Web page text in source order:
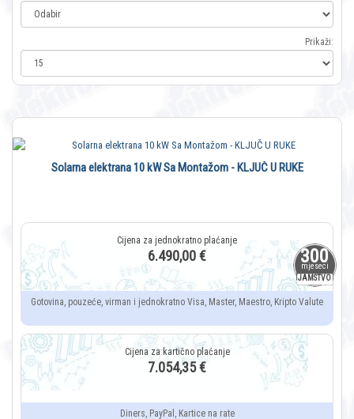
Prikaži:
300
mjeseci
JAMSTVO
Solarna elektrana 10 kW Sa Montažom - KLJUČ U RUKE
6.490,00 €
Gotovina, pouzeće, virman i jednokratno Visa, Master, Maestro, Kripto Valute
7.054,35 €
Diners, PayPal, Kartice na rate